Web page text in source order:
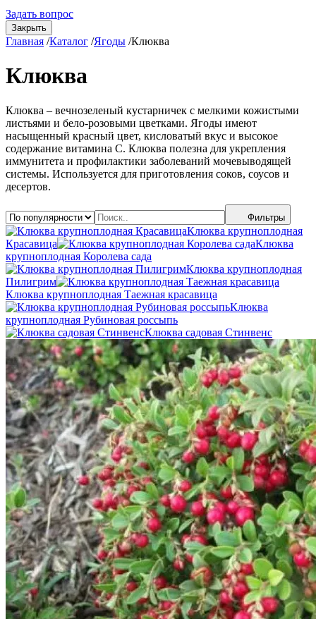
Задать вопрос
Закрыть
Главная /Каталог /Ягоды /Клюква
Клюква
Клюква – вечнозеленый кустарничек с мелкими кожистыми
листьями и бело-розовыми цветками. Ягоды имеют
насыщенный красный цвет, кисловатый вкус и высокое
содержание витамина С. Клюква полезна для укрепления
иммунитета и профилактики заболеваний мочевыводящей
системы. Используется для приготовления соков, соусов и
десертов.
Фильтры
Клюква крупноплодная
Красавица
Клюква
крупноплодная Королева сада
Клюква крупноплодная
Пилигрим
Клюква крупноплодная Таежная красавица
Клюква
крупноплодная Рубиновая россыпь
Клюква садовая Стинвенс